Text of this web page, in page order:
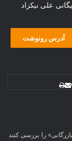
علی نیکزاد
آدرس رونوشت
یلر
تtا